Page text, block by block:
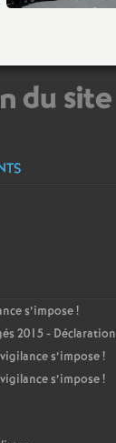
du site
s’impose!
2015 - Déclaration
s’impose!
s’impose!